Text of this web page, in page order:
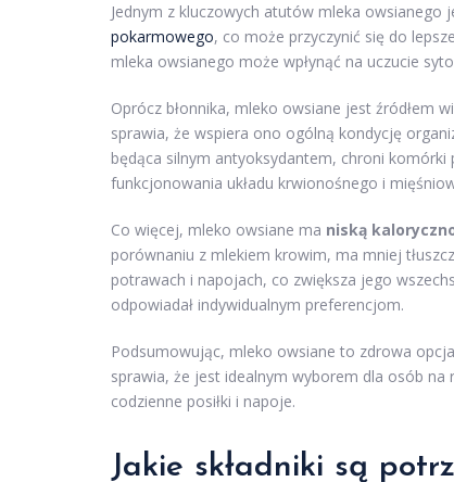
Jednym z kluczowych atutów mleka owsianego
pokarmowego, co może przyczynić się do
mleka owsianego może wpłynąć na uczucie
Oprócz błonnika, mleko owsiane jest źródłem
sprawia, że wspiera ono ogólną kondycję
będąca silnym antyoksydantem, chroni
funkcjonowania układu krwionośnego i
Co więcej, mleko owsiane ma niską
porównaniu z mlekiem krowim, ma mniej
potrawach i napojach, co zwiększa jego
odpowiadał indywidualnym preferencjom.
Podsumowując, mleko owsiane to zdrowa
sprawia, że jest idealnym wyborem dla osób na
codzienne posiłki i napoje.
Jakie składniki są